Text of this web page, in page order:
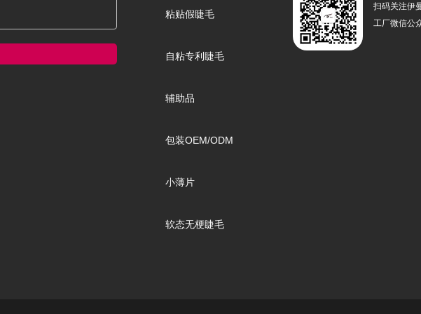
粘贴假睫毛
自粘专利睫毛
辅助品
包装OEM/ODM
小薄片
软态无梗睫毛
扫码关注伊
工厂微信公